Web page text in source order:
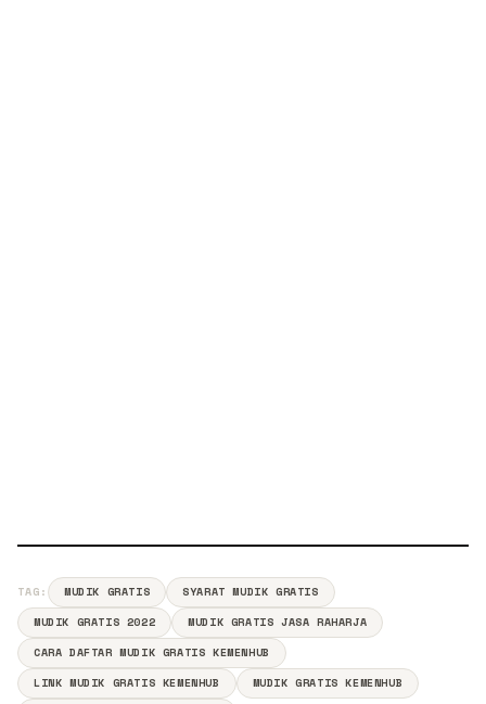
TAG: MUDIK GRATIS
SYARAT MUDIK GRATIS
MUDIK GRATIS 2022
MUDIK GRATIS JASA RAHARJA
CARA DAFTAR MUDIK GRATIS KEMENHUB
LINK MUDIK GRATIS KEMENHUB
MUDIK GRATIS KEMENHUB